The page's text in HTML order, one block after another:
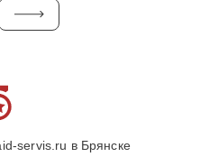
servis.ru в Брянске